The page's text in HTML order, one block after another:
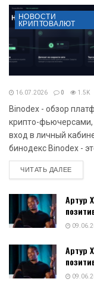
НОВОСТИ
КРИПТОВАЛЮТ
16.07.2026 0 1.5K
Binodex - обзор
крипто-фьючерсами,
вход в личный
бинодекс Binodex -
ЧИТАТЬ ДАЛЕЕDETAILS
Артур
Артур